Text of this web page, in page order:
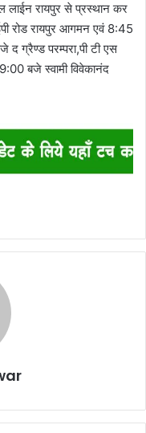
लाईन रायपुर से प्रस्थान कर
रोड रायपुर आगमन एवं 8:45
ग्रैण्ड परम्परा,पी टी एस
बजे स्वामी विवेकानंद